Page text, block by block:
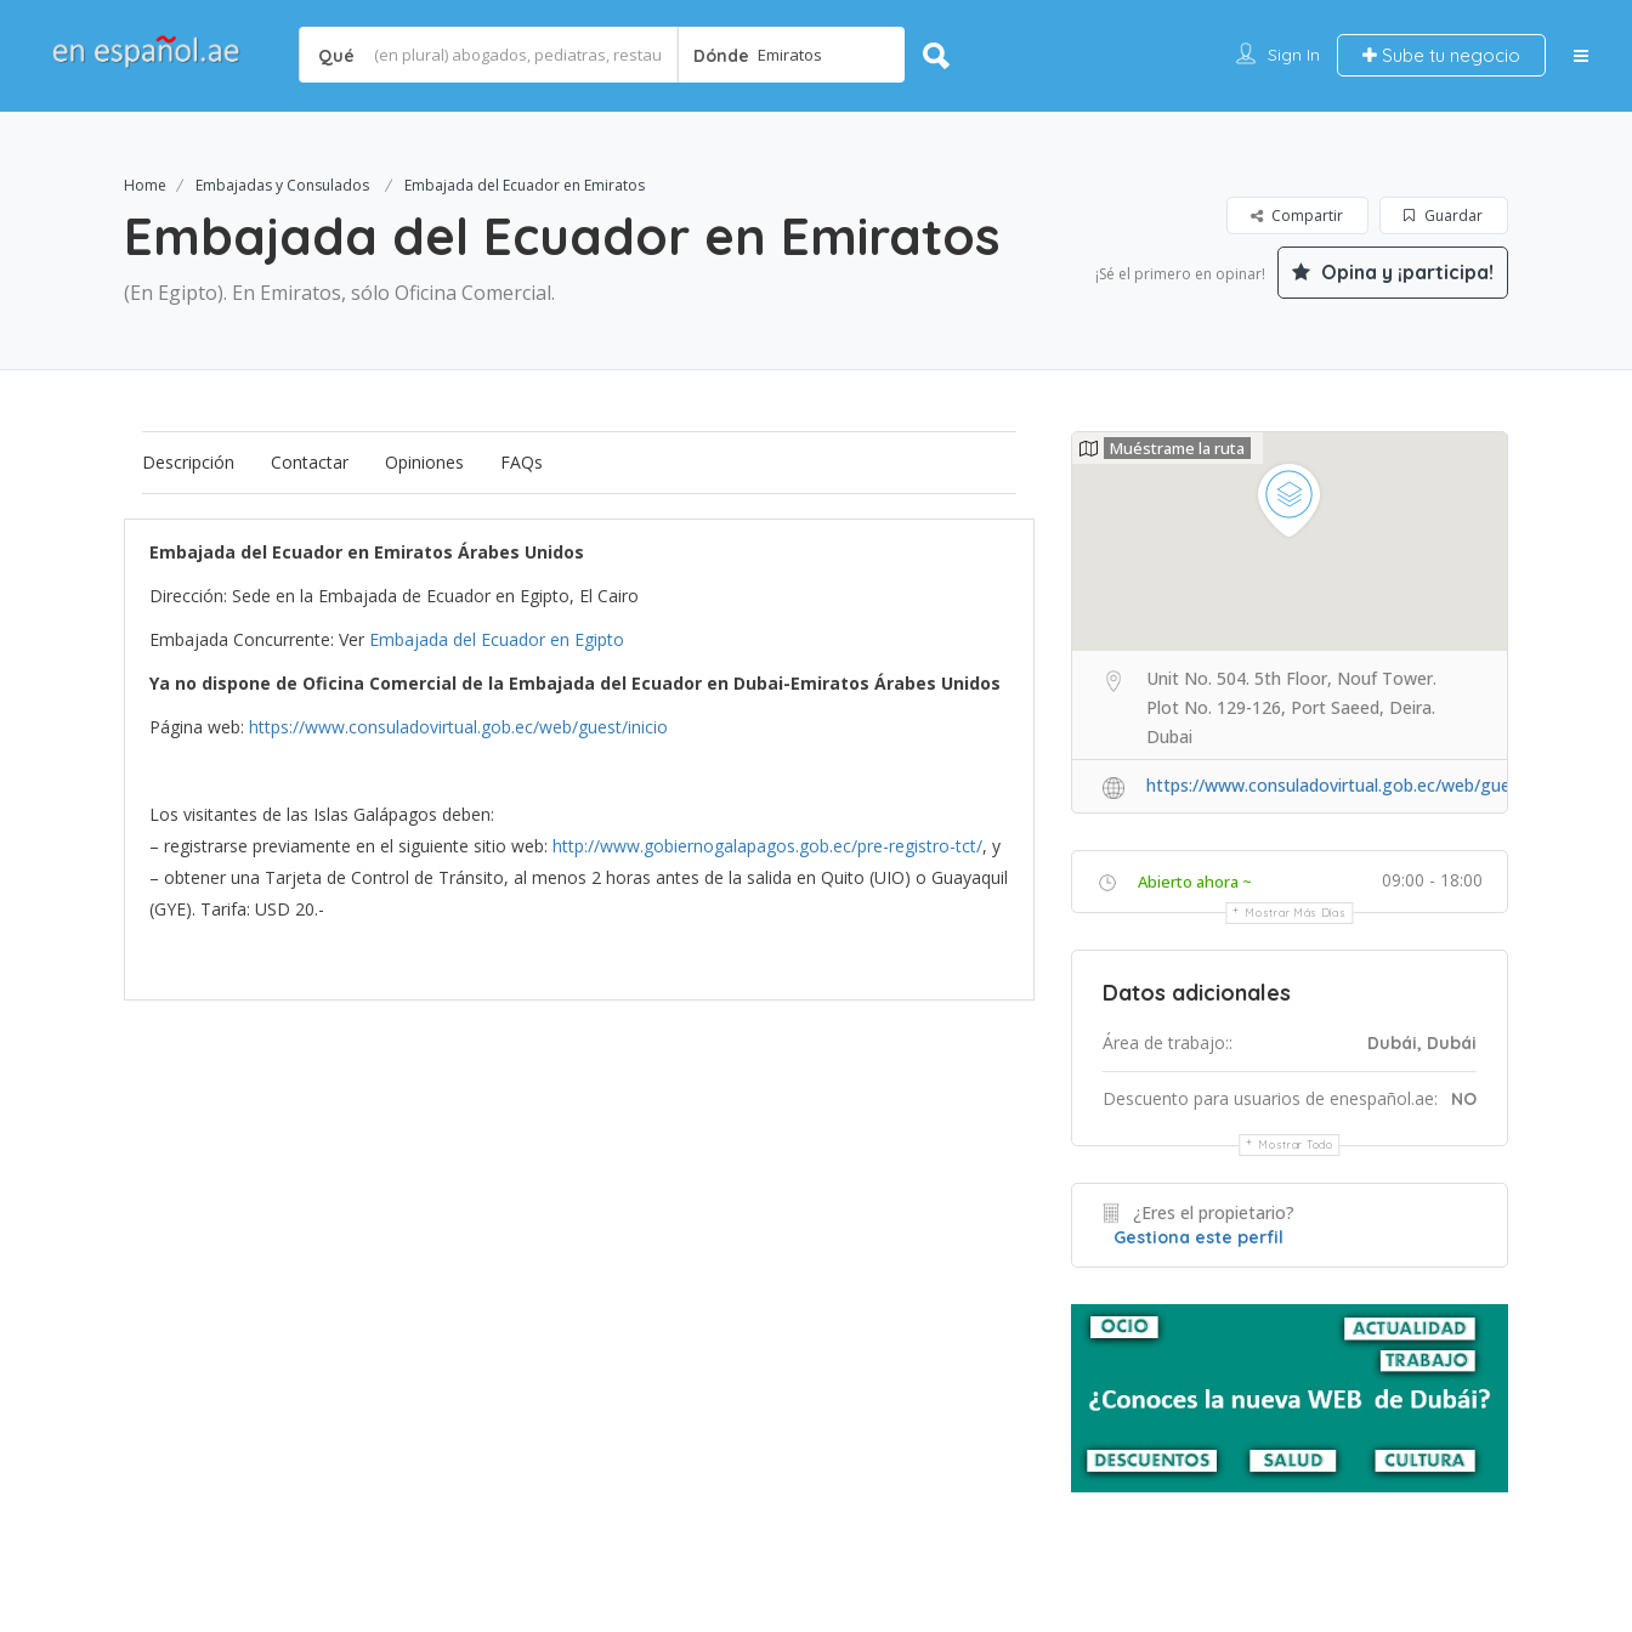
Qué Dónde Emiratos Sign In Sube tu negocio
Home Embajadas y Consulados Embajada del Ecuador en Emiratos
Embajada del Ecuador en Emiratos
(En Egipto). En Emiratos, sólo Oficina Comercial.
Guardar
Compartir
¡Sé el primero en opinar! Opina y ¡participa!
Descripción Contactar Opiniones FAQs
Embajada del Ecuador en Emiratos Árabes Unidos
Dirección: Sede en la Embajada de Ecuador en Egipto, El Cairo
Embajada Concurrente: Ver Embajada del Ecuador en Egipto
Ya no dispone de Oficina Comercial de la Embajada del Ecuador en Dubai-Emiratos Árabes Unidos
Página web: https://www.consuladovirtual.gob.ec/web/guest/inicio
Los visitantes de las Islas Galápagos deben:
– registrarse previamente en el siguiente sitio web: http://www.gobiernogalapagos.gob.ec/pre-registro-tct/, y
– obtener una Tarjeta de Control de Tránsito, al menos 2 horas antes de la salida en Quito (UIO) o Guayaquil
(GYE). Tarifa: USD 20.-
Muéstrame la ruta
Unit No. 504. 5th Floor, Nouf Tower.
Plot No. 129-126, Port Saeed, Deira.
Dubai
https://www.consuladovirtual.gob.ec/web/guest/inicio%20
Abierto ahora ~ 09:00 - 18:00
Mostrar Más Días
Datos adicionales
Área de trabajo:: Dubái, Dubái
Descuento para usuarios de enespañol.ae: NO
Mostrar Todo
¿Eres el propietario?
Gestiona este perfil